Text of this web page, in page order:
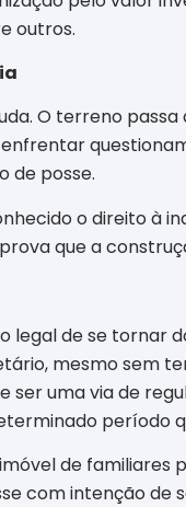
outros.
O terreno
de posse.
o direito à
que a
legal de se
mesmo sem
ser uma via de
período
de familiares
com intenção de